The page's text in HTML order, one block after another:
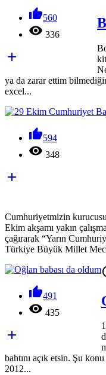
560
 336

ya da zarar ettim
excel...
594
 348

Cumhuriyetmizin
Ekim akşamı yakın
çağırarak “Yarın
Türkiye Büyük Millet
491
 435

bahtını açık etsin. Şu
2012...